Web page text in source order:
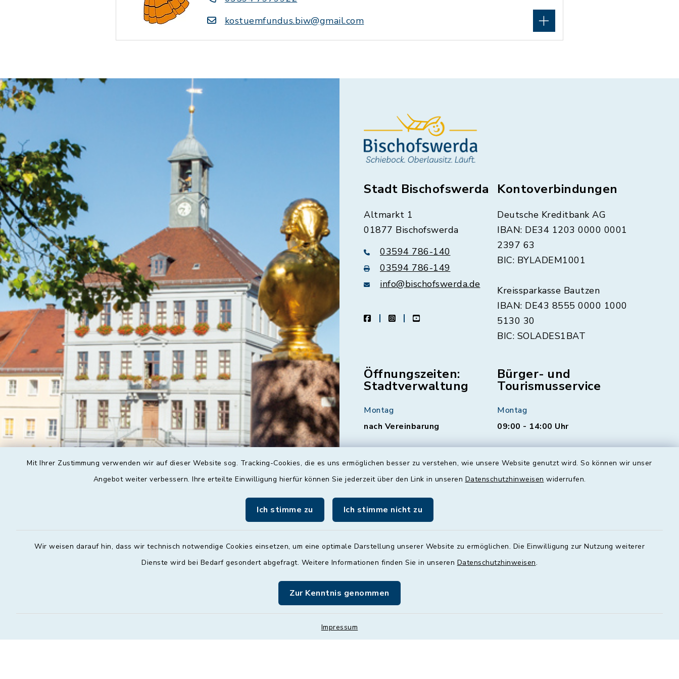
Mit Ihrer Zustimmung verwenden wir auf dieser Website sog. Tracking-Cookies, die es uns ermöglichen besser zu verstehen, wie unsere Website genutzt wird. So können wir unser
Angebot weiter verbessern. Ihre erteilte Einwilligung hierfür können Sie jederzeit über den Link in unseren Datenschutzhinweisen widerrufen.
Ich stimme zu Ich stimme nicht zu
Wir weisen darauf hin, dass wir technisch notwendige Cookies einsetzen, um eine optimale Darstellung unserer Website zu ermöglichen. Die Einwilligung zur Nutzung weiterer
Dienste wird bei Bedarf gesondert abgefragt. Weitere Informationen finden Sie in unseren Datenschutzhinweisen.
Zur Kenntnis genommen
Impressum
kostuemfundus.biw@gmail.com
Stadt Bischofswerda
Altmarkt 1
01877 Bischofswerda
03594 786-140
03594 786-149
info@bischofswerda.de
facebookinstagramyoutube
Kontoverbindungen
Deutsche Kreditbank AG
IBAN: DE34 1203 0000 0001
2397 63
BIC: BYLADEM1001
Kreissparkasse Bautzen
IBAN: DE43 8555 0000 1000
5130 30
BIC: SOLADES1BAT
Öffnungszeiten:
Stadtverwaltung
Montag
nach Vereinbarung
Dienstag
09:00 - 12:00 und 13:00 - 16:00
Uhr
nach Vereinbarung
Donnerstag
09:00 - 12:00 und 13:00 - 18:00
Freitag
09:00 - 12:00 Uhr
Bürger- und
Tourismusservice
Montag
09:00 - 14:00 Uhr
Dienstag
09:00 - 12:00 und 13:00 - 18:00
Uhr
Donnerstag
09:00 - 12:00 und 13:00 - 18:00
09:00 - 12:00 Uhr